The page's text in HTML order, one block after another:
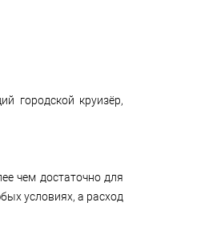
городской круизёр,
чем достаточно для
условиях, а расход